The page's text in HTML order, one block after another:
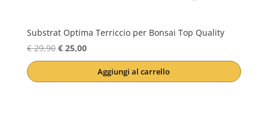
Substrat Optima Terriccio per Bonsai Top Quality
€29,90 Il
prezzo
€25,00Il
prezzo
attuale
Aggiungi al carrello